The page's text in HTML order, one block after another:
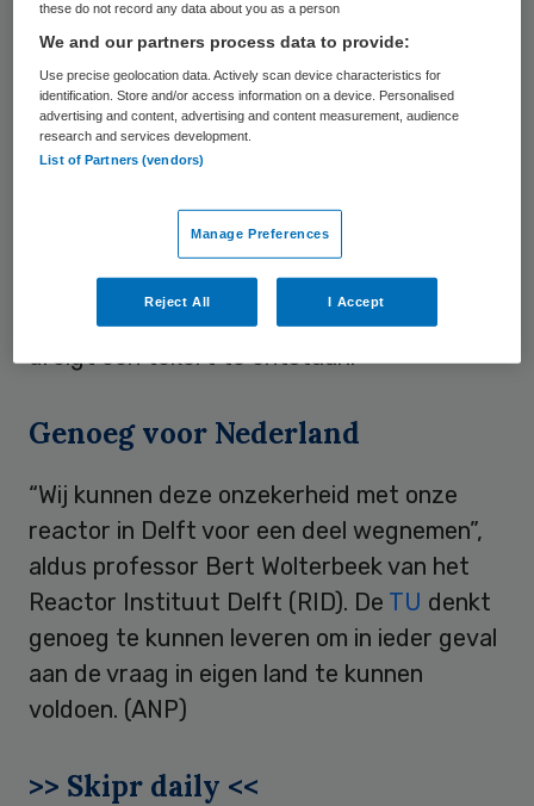
Isotopen bij kanker
Medische isotopen zijn radioactieve stoffen
ziektes, vooral kanker, op te sporen en te
behandelen. De
kernreactor
in Petten is
goed voor dertig procent van de totale
wereldproductie. Als die aanvoer wegvalt,
dreigt een tekort te ontstaan.
Genoeg voor Nederland
“Wij kunnen deze onzekerheid met onze
reactor in Delft voor een deel wegnemen”,
aldus professor Bert Wolterbeek van het
Reactor Instituut Delft (RID). De TU denkt
genoeg te kunnen leveren om in ieder geval
aan de vraag in eigen land te kunnen
voldoen. (ANP)
>> Skipr daily <<
these do not record any data about you as a person
We and our partners process data to provide:
Use precise geolocation data. Actively scan device characteristics for
identification. Store and/or access information on a device. Personalised
advertising and content, advertising and content measurement, audience
research and services development.
List of Partners (vendors)
Manage Preferences
Reject All I Accept